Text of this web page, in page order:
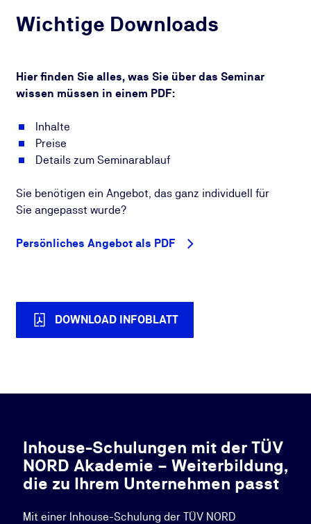
Wichtige Downloads
Hier finden Sie alles, was Sie über das Seminar
wissen müssen in einem PDF:
Inhalte
Preise
Details zum Seminarablauf
Sie benötigen ein Angebot, das ganz individuell für
Sie angepasst wurde?
Persönliches Angebot als PDF
DOWNLOAD INFOBLATT
Inhouse-Schulungen mit der TÜV
NORD Akademie – Weiterbildung,
die zu Ihrem Unternehmen passt
Mit einer Inhouse-Schulung der TÜV NORD